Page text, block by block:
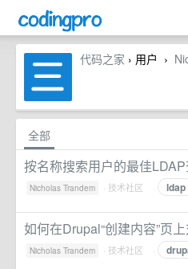
代码之家 › 用户 ›
全部
按名称搜索用户的最佳
Nicholas Trandem · 技术社区 · ldap
如何在Drupal“创建内容”页
Nicholas Trandem · 技术社区 ·